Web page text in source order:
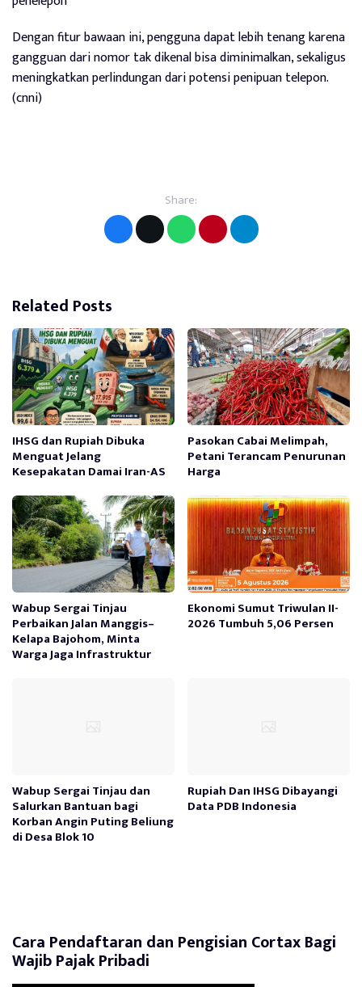
Dengan fitur bawaan ini, pengguna dapat lebih tenang karena
gangguan dari nomor tak dikenal bisa diminimalkan, sekaligus
meningkatkan perlindungan dari potensi penipuan telepon.
(cnni)
Share:
Related Posts
IHSG dan Rupiah Dibuka
Menguat Jelang
Kesepakatan Damai Iran-AS
Pasokan Cabai Melimpah,
Petani Terancam Penurunan
Harga
Wabup Sergai Tinjau
Perbaikan Jalan Manggis–
Kelapa Bajohom, Minta
Warga Jaga Infrastruktur
Ekonomi Sumut Triwulan II-
2026 Tumbuh 5,06 Persen
Wabup Sergai Tinjau dan
Salurkan Bantuan bagi
Korban Angin Puting Beliung
di Desa Blok 10
Rupiah Dan IHSG Dibayangi
Data PDB Indonesia
Cara Pendaftaran dan Pengisian Cortax Bagi
Wajib Pajak Pribadi